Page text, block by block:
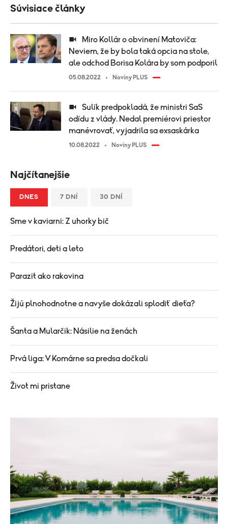
Súvisiace články
Neviem, že by bola taká opcia na stole,
ale odchod Borisa Kolára by som podporil
05.08.2022 Noviny PLUS
odídu z vlády. Nedal premiérovi priestor
manévrovať, vyjadrila sa exsaskárka
10.08.2022 Noviny PLUS
Najčítanejšie
DNES 7 DNÍ 30 DNÍ
Sme v kaviarni: Z uhorky bič
Predátori, deti a leto
Parazit ako rakovina
Žijú plnohodnotne a navyše dokázali splodiť dieťa?
Šanta a Mularčik: Násilie na ženách
Prvá liga: V Komárne sa predsa dočkali
Život mi pristane